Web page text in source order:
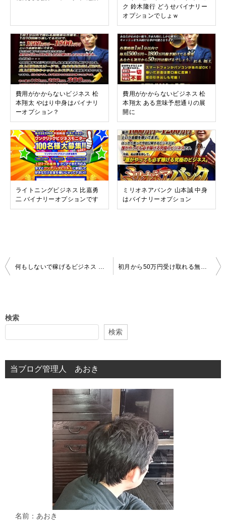
ク 鈴木隆行 どうせバイナリー
オプションでしょｗ
費用がかからないビジネス 松
本翔太 やはり中身はバイナリ
ーオプション？
費用がかからないビジネス 松
本翔太 ある意味予想通りの展
開に
ライトニングビジネス 比嘉勇
二 バイナリーオプションです
ミリオネアバンク 山本誠 中身
はバイナリーオプション
投
ビ
シ
ョ
何もしないで稼げるビジネス 永井美智子 中身はバイナリーオプション 初月から50万円受け取れる無料モニター 甘い話には乗るなｗ
検索
検索
当ブログ管理人 あおき
名前：あおき